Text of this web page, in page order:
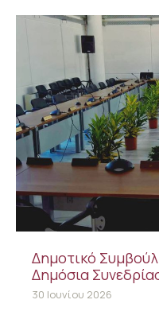
Δημοτικό
Δημόσια
30 Ιουνίου 2026